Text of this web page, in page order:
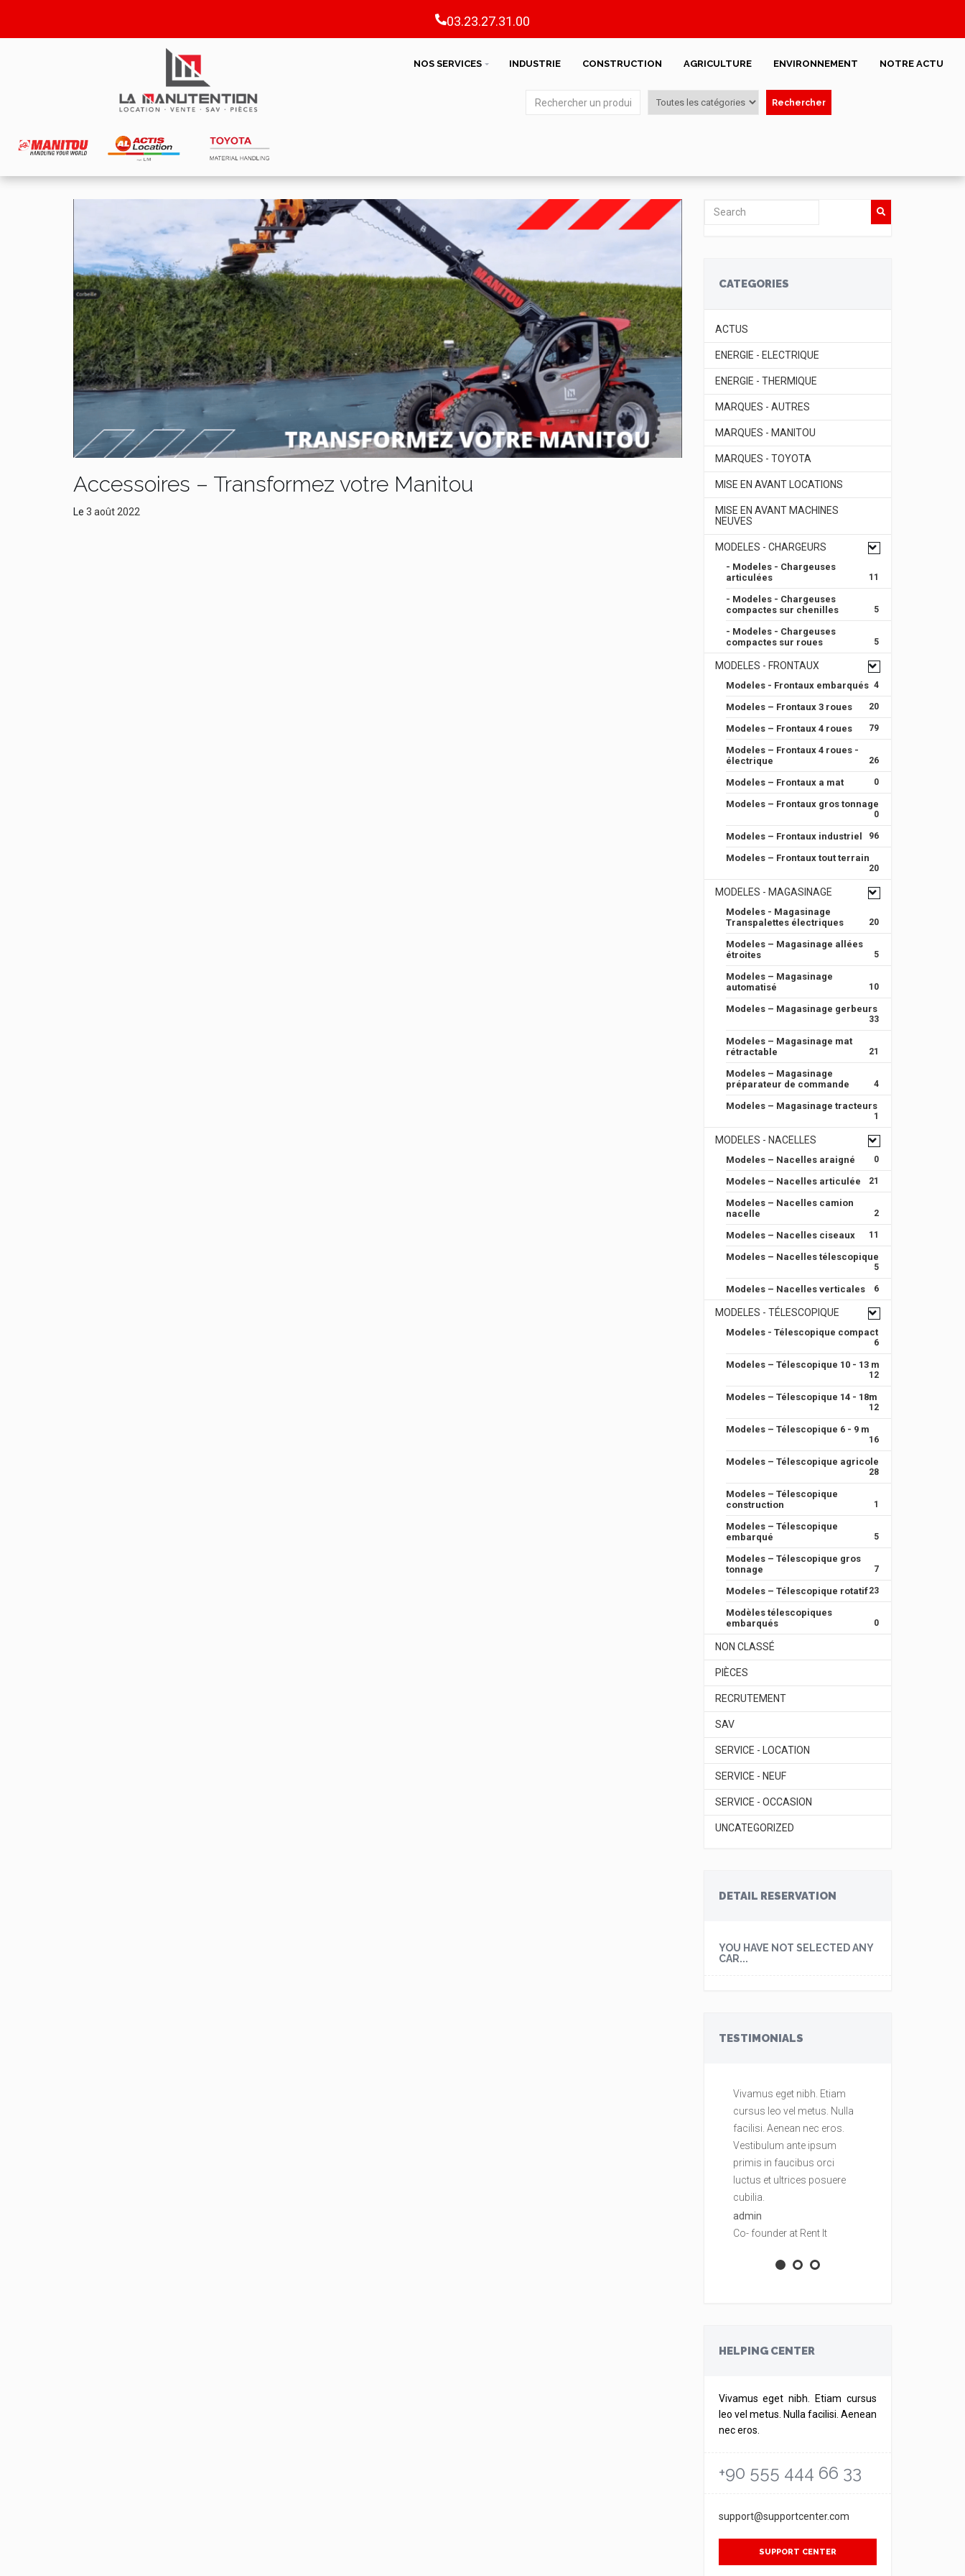
03.23.27.31.00
NOS SERVICES INDUSTRIE CONSTRUCTION AGRICULTURE ENVIRONNEMENT NOTRE ACTU
Rechercher
Accessoires – Transformez votre Manitou
Le 3 août 2022
CATEGORIES
ACTUS
ENERGIE - ELECTRIQUE
ENERGIE - THERMIQUE
MARQUES - AUTRES
MARQUES - MANITOU
MARQUES - TOYOTA
MISE EN AVANT LOCATIONS
MISE EN AVANT MACHINES
NEUVES
MODELES - CHARGEURS
- Modeles - Chargeuses
articulées
11
- Modeles - Chargeuses
compactes sur chenilles
5
- Modeles - Chargeuses
compactes sur roues
5
MODELES - FRONTAUX
Modeles - Frontaux embarqués 4
Modeles – Frontaux 3 roues 20
Modeles – Frontaux 4 roues 79
Modeles – Frontaux 4 roues -
électrique
26
Modeles – Frontaux a mat 0
Modeles – Frontaux gros tonnage
0
Modeles – Frontaux industriel 96
Modeles – Frontaux tout terrain
20
MODELES - MAGASINAGE
Modeles - Magasinage
Transpalettes électriques
20
Modeles – Magasinage allées
étroites
5
Modeles – Magasinage
automatisé
10
Modeles – Magasinage gerbeurs
33
Modeles – Magasinage mat
rétractable
21
Modeles – Magasinage
préparateur de commande
4
Modeles – Magasinage tracteurs
1
MODELES - NACELLES
Modeles – Nacelles araigné 0
Modeles – Nacelles articulée 21
Modeles – Nacelles camion
nacelle
2
Modeles – Nacelles ciseaux 11
Modeles – Nacelles télescopique
5
Modeles – Nacelles verticales 6
MODELES - TÉLESCOPIQUE
Modeles - Télescopique compact
6
Modeles – Télescopique 10 - 13 m
12
Modeles – Télescopique 14 - 18m
12
Modeles – Télescopique 6 - 9 m
16
Modeles – Télescopique agricole
28
Modeles – Télescopique
construction
1
Modeles – Télescopique
embarqué
5
Modeles – Télescopique gros
tonnage
7
Modeles – Télescopique rotatif23
Modèles télescopiques
embarqués
0
NON CLASSÉ
PIÈCES
RECRUTEMENT
SAV
SERVICE - LOCATION
SERVICE - NEUF
SERVICE - OCCASION
UNCATEGORIZED
DETAIL RESERVATION
YOU HAVE NOT SELECTED ANY
CAR...
TESTIMONIALS
Vivamus eget nibh. Etiam
cursus leo vel metus. Nulla
facilisi. Aenean nec eros.
Vestibulum ante ipsum
primis in faucibus orci
luctus et ultrices posuere
cubilia.
admin
Co- founder at Rent It
HELPING CENTER
Vivamus eget nibh. Etiam cursus
leo vel metus. Nulla facilisi. Aenean
nec eros.
+90 555 444 66 33
support@supportcenter.com
SUPPORT CENTER